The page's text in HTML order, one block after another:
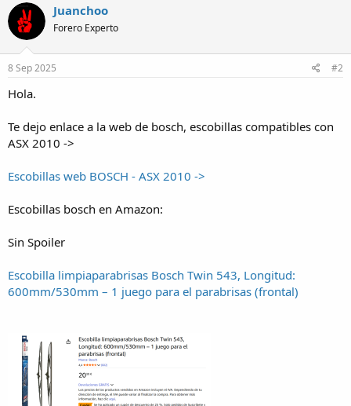
Juanchoo
Forero Experto
8 Sep 2025 #2
Hola.
Te dejo enlace a la web de bosch, escobillas compatibles con
ASX 2010 ->
Escobillas web BOSCH - ASX 2010 ->
Escobillas bosch en Amazon:
Sin Spoiler
Escobilla limpiaparabrisas Bosch Twin 543, Longitud:
600mm/530mm – 1 juego para el parabrisas (frontal)